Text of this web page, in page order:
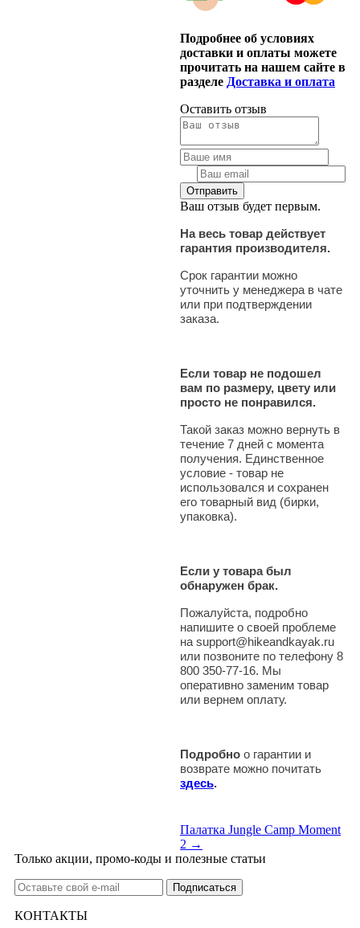
Подробнее об условиях
доставки и оплаты можете
прочитать на нашем сайте в
разделе Доставка и оплата
Оставить отзыв
Ваш отзыв будет первым.
На весь товар действует
гарантия производителя.
Срок гарантии можно
уточнить у менеджера в чате
или при подтверждении
заказа.
Если товар не подошел
вам по размеру, цвету или
просто не понравился.
Такой заказ можно вернуть в
течение 7 дней с момента
получения. Единственное
условие - товар не
использовался и сохранен
его товарный вид (бирки,
упаковка).
Если у товара был
обнаружен брак.
Пожалуйста, подробно
напишите о своей проблеме
на support@hikeandkayak.ru
или позвоните по телефону 8
800 350-77-16. Мы
оперативно заменим товар
или вернем оплату.
Подробно о гарантии и
возврате можно почитать
здесь.
Палатка Jungle Camp Moment
2 →
Только акции, промо-коды и полезные статьи
КОНТАКТЫ